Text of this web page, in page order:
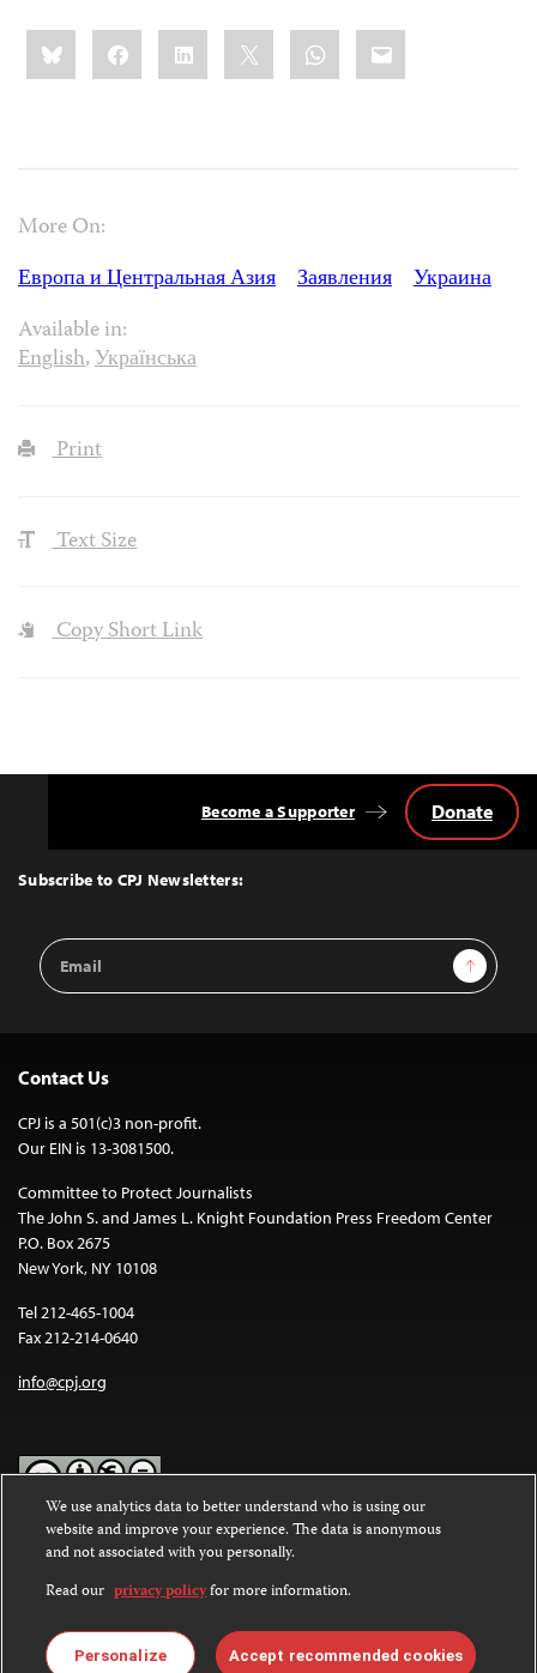
Share
this:BlueskyFacebookLinkedIn WhatsApp
Email
More On:
Европа и Центральная Азия
Заявления
Украина
Available in:
English,Українська
Print
Text Size
Copy Short Link
Top
Subscribe to CPJ Newsletters:
Email
Address
Sign Up
Become a Supporter Donate
Contact Us
CPJ is a 501(c)3 non-profit.
Our EIN is 13-3081500.
Committee to Protect Journalists
The John S. and James L. Knight Foundation Press Freedom Center
P.O. Box 2675
New York, NY 10108
Tel 212-465-1004
Fax 212-214-0640
info@cpj.org
Except where noted, text on this website is licensed under a
Commons Attribution-NonCommercial-NoDerivatives 4.0
International License.
Images and other media are not covered by the Creative Commons
license. For more information about permissions, see ourFAQs
We use analytics data to better understand who is using our
website and improve your experience. The data is anonymous
and not associated with you personally.
Read our privacy policyfor more information.
Personalize Accept recommended cookies